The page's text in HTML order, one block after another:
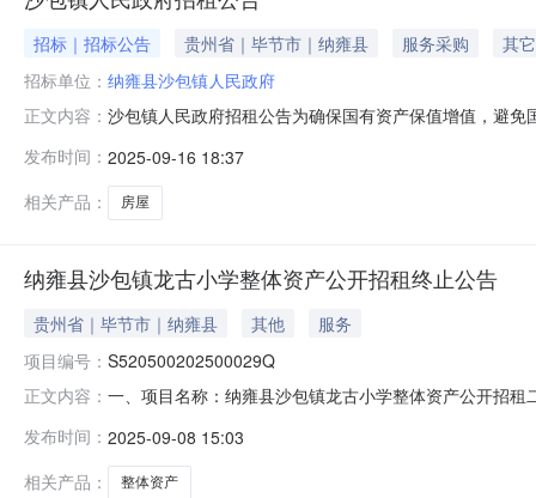
招标｜招标公告 贵州省｜毕节市｜纳雍县 服务采购
其它
招标单位： 纳雍县沙包镇人民政府
正文内容： 沙包镇人民政府招租公告为确保国有资产保值增值，避
价方式进行。三、竞租人资格及条件（一）凡年满18周
条件均可参加竞租。（二）竞租底价：竞租底价
发布时间： 2025-09-16 18:37
相关产品：
房屋
纳雍县沙包镇龙古小学整体资产公开招租终止公告
贵州省｜毕节市｜纳雍县 其他
服务
项目编号： S520500202500029Q
正文内容： 一、项目名称：纳雍县沙包镇龙古小学整体资产公开招
满足招租条件，决定终止本次招租。七、联系方式出让
发布时间： 2025-09-08 15:03
相关产品：
整体资产